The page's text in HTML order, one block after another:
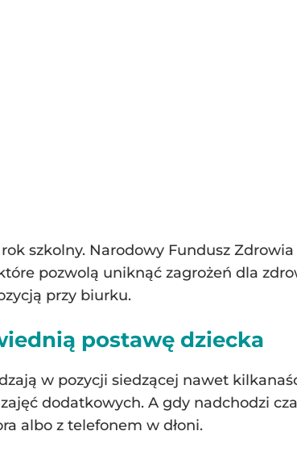
szkolny. Narodowy Fundusz
pozwolą uniknąć zagrożeń dla
przy biurku.
postawę dziecka
w pozycji siedzącej nawet
dodatkowych. A gdy nadchodzi
albo z telefonem w dłoni.